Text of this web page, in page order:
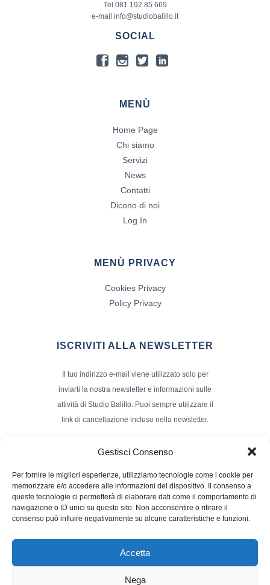
Gestisci Consenso
Per fornire le migliori esperienze, utilizziamo tecnologie come i cookie per
memorizzare e/o accedere alle informazioni del dispositivo. Il consenso a
queste tecnologie ci permetterà di elaborare dati come il comportamento di
navigazione o ID unici su questo sito. Non acconsentire o ritirare il
consenso può influire negativamente su alcune caratteristiche e funzioni.
Accetta
Nega
Tel 081 192 85 669
e-mail info@studiobalillo.it
SOCIAL
MENÙ
Home Page
Chi siamo
Servizi
News
Contatti
Dicono di noi
Log In
MENÙ PRIVACY
Cookies Privacy
Policy Privacy
ISCRIVITI ALLA NEWSLETTER
Il tuo indirizzo e-mail viene utilizzato solo per
inviarti la nostra newsletter e informazioni sulle
attività di Studio Balillo. Puoi sempre utilizzare il
link di cancellazione incluso nella newsletter.
Nome e Cognome